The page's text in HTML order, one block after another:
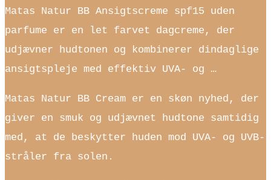
Matas Natur BB Ansigtscreme spf15 uden
parfume er en let farvet dagcreme, der
udjævner hudtonen og kombinerer dindaglige
ansigtspleje med effektiv UVA- og …
Matas Natur BB Cream er en skøn nyhed, der
giver en smuk og udjævnet hudtone samtidig
med, at de beskytter huden mod UVA- og UVB-
stråler fra solen.